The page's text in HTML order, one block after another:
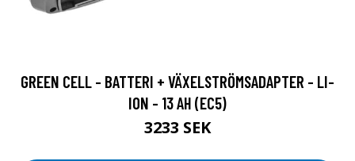
GREEN CELL - BATTERI + VÄXELSTRÖMSADAPTER - LI-
ION - 13 AH (EC5)
3233 SEK